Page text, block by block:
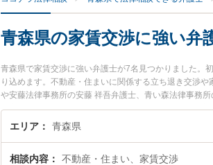
青森県の家賃交渉に強い弁
青森県で家賃交渉に強い弁護士が7名見つかりました。
り込めます。不動産・住まいに関係する立ち退き交渉
や安藤法律事務所の安藤 祥吾弁護士、青い森法律事務
賃交渉のトラブルを今すぐに弁護士に相談したい』『
護士に相談予約したい』などでお困りの相談者さんにお
エリア 青森県
相談内容 不動産・住まい、家賃交渉